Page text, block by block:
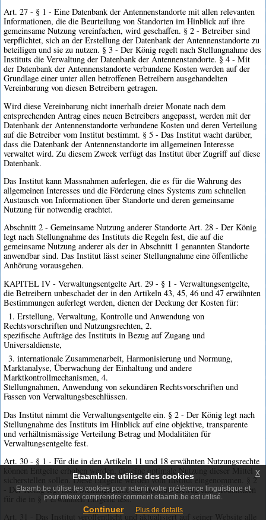
Art. 27 - § 1 - Eine Datenbank der Antennenstandorte mit allen relevanten
Informationen, die die Beurteilung von Standorten im Hinblick auf ihre
gemeinsame Nutzung vereinfachen, wird geschaffen. § 2 - Betreiber sind
verpflichtet, sich an der Erstellung der Datenbank der Antennenstandorte zu
beteiligen und sie zu nutzen. § 3 - Der König regelt nach Stellungnahme des
Instituts die Verwaltung der Datenbank der Antennenstandorte. § 4 - Mit
der Datenbank der Antennenstandorte verbundene Kosten werden auf der
Grundlage einer unter allen betroffenen Betreibern ausgehandelten
Vereinbarung von diesen Betreibern getragen.
Wird diese Vereinbarung nicht innerhalb dreier Monate nach dem
entsprechenden Antrag eines neuen Betreibers angepasst, werden mit der
Datenbank der Antennenstandorte verbundene Kosten und deren Verteilung
auf die Betreiber vom Institut bestimmt. § 5 - Das Institut wacht darüber,
dass die Datenbank der Antennenstandorte im allgemeinen Interesse
verwaltet wird. Zu diesem Zweck verfügt das Institut über Zugriff auf diese
Datenbank.
Das Institut kann Massnahmen auferlegen, die es für die Wahrung des
allgemeinen Interesses und die Förderung eines Systems zum schnellen
Austausch von Informationen über Standorte und deren gemeinsame
Nutzung für notwendig erachtet.
Abschnitt 2 - Gemeinsame Nutzung anderer Standorte Art. 28 - Der König
legt nach Stellungnahme des Instituts die Regeln fest, die auf die
gemeinsame Nutzung anderer als der in Abschnitt 1 genannten Standorte
anwendbar sind. Das Institut lässt seiner Stellungnahme eine öffentliche
Anhörung vorausgehen.
KAPITEL IV - Verwaltungsentgelte Art. 29 - § 1 - Verwaltungsentgelte,
die Betreibern unbeschadet der in den Artikeln 43, 45, 46 und 47 erwähnten
Bestimmungen auferlegt werden, dienen der Deckung der Kosten für:
1. Erstellung, Verwaltung, Kontrolle und Anwendung von
Rechtsvorschriften und Nutzungsrechten, 2.
spezifische Aufträge des Instituts in Bezug auf Zugang und
Universaldienste,
3. internationale Zusammenarbeit, Harmonisierung und Normung,
Marktanalyse, Überwachung der Einhaltung und andere
Marktkontrollmechanismen, 4.
Stellungnahmen, Anwendung von sekundären Rechtsvorschriften und
Fassen von Verwaltungsbeschlüssen.
Das Institut nimmt die Verwaltungsentgelte ein. § 2 - Der König legt nach
Stellungnahme des Instituts im Hinblick auf eine objektive, transparente
und verhältnismässige Verteilung Betrag und Modalitäten für
Verwaltungsentgelte fest.
Art. 30 - § 1 - Für die in den Artikeln 11 und 18 erwähnten Nutzungsrechte
können Entgelte erhoben werden, die eine optimale Nutzung dieser Mittel
sicherstellen sollen. Diese Entgelte werden vom Institut eingenommen. § 2
- Der König legt nach Stellungnahme des Instituts Betrag und Modalitäten
für die in § 1 erwähnten Entgelte fest.
Art. 31 - Das Institut veröffentlicht und aktualisiert auf seiner Website alle
Etaamb.be utilise des cookies
Etaamb.be utilise les cookies pour retenir votre préférence linguistique et
pour mieux comprendre comment etaamb.be est utilisé.
Continuer Plus de details
x